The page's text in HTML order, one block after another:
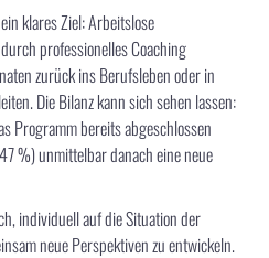
klares Ziel: Arbeitslose
professionelles Coaching
zurück ins Berufsleben oder in
Die Bilanz kann sich sehen lassen:
Programm bereits abgeschlossen
%) unmittelbar danach eine neue
individuell auf die Situation der
neue Perspektiven zu entwickeln.